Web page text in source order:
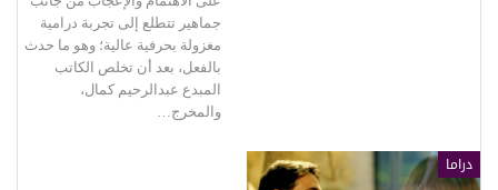
جماهير تتطلع إلى تجربة درامية
مغزولة بحرفية عالية؛ وهو ما حدث
بالفعل، بعد أن تخلص الكاتب
المبدع عبدالرحيم كمال،
والمخرج…
دراما